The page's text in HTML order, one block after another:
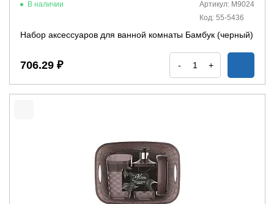
В наличии
Артикул: М9024
Код: 55-5436
Набор аксессуаров для ванной комнаты Бамбук (черный)
706.29 ₽ - +